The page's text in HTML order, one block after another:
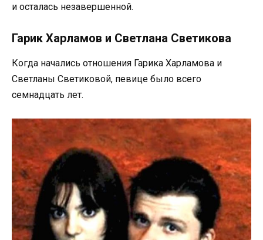
и осталась незавершенной.
Гарик Харламов и Светлана Светикова
Когда начались отношения Гарика Харламова и
Светланы Светиковой, певице было всего
семнадцать лет.